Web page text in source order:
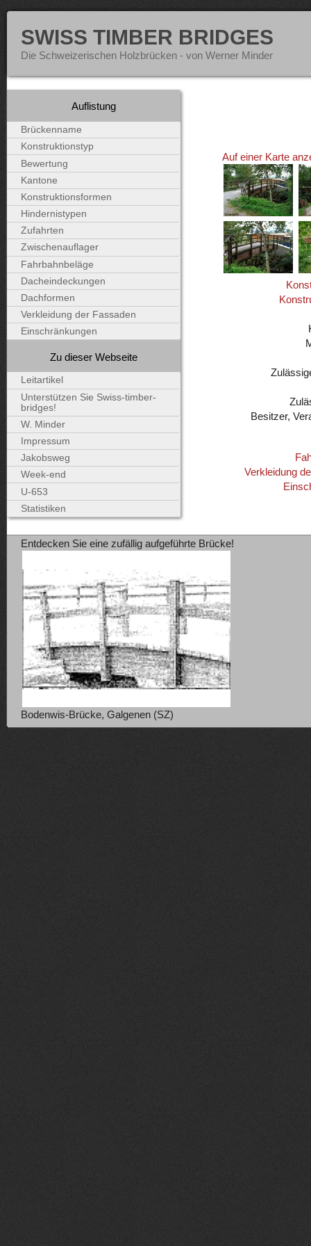
SWISS TIMBER BRIDGES
Die Schweizerischen Holzbrücken - von Werner Minder
Auf einer Karte
Besitzer,
Verkleidung
Auflistung
Brückenname
Konstruktionstyp
Bewertung
Kantone
Konstruktionsformen
Hindernistypen
Zufahrten
Zwischenauflager
Fahrbahnbeläge
Dacheindeckungen
Dachformen
Verkleidung der Fassaden
Einschränkungen
Zu dieser Webseite
Leitartikel
Unterstützen Sie Swiss-timber-
bridges!
W. Minder
Impressum
Jakobsweg
Week-end
U-653
Statistiken
Entdecken Sie eine zufällig aufgeführte Brücke!
Bodenwis-Brücke, Galgenen (SZ)